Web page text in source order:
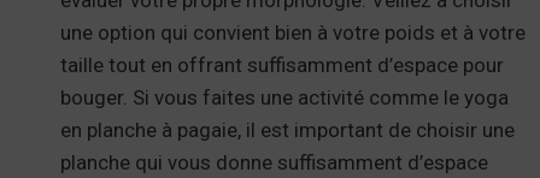
une option qui convient bien à votre poids et à votre
taille tout en offrant suffisamment d’espace pour
bouger. Si vous faites une activité comme le yoga
en planche à pagaie, il est important de choisir une
planche qui vous donne suffisamment d’espace